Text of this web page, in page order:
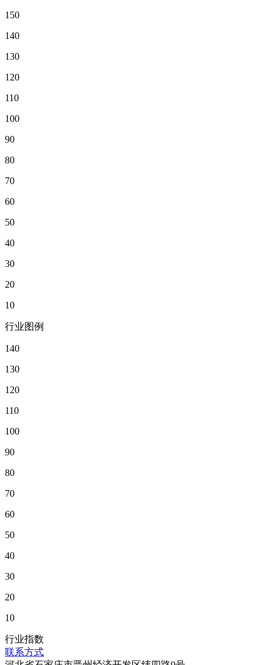
150
140
130
120
110
100
90
80
70
60
50
40
30
20
10
行业图例
140
130
120
110
100
90
80
70
60
50
40
30
20
10
行业指数
联系方式